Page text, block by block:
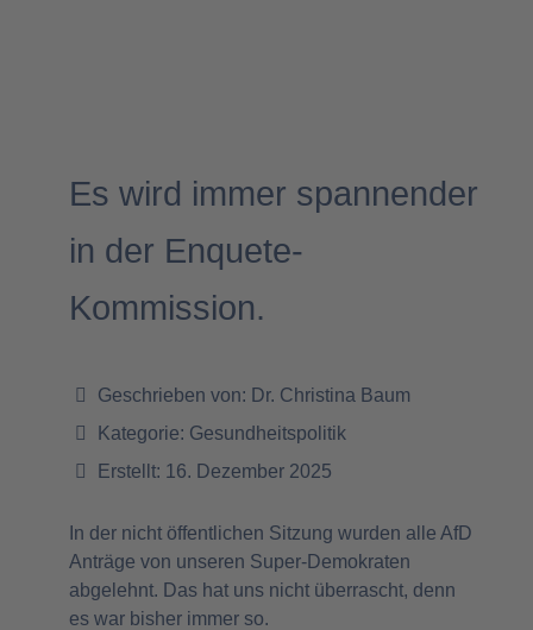
Es wird immer spannender
in der Enquete-
Kommission.
Geschrieben von: Dr. Christina Baum
Kategorie: Gesundheitspolitik
Erstellt: 16. Dezember 2025
In der nicht öffentlichen Sitzung wurden alle AfD
Anträge von unseren Super-Demokraten
abgelehnt. Das hat uns nicht überrascht, denn
es war bisher immer so.